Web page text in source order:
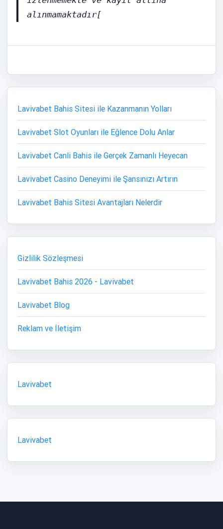
alınmamaktadır[
Lavivabet Bahis Sitesi ile Kazanmanın Yolları
Lavivabet Slot Oyunları ile Eğlence Dolu Anlar
Lavivabet Canli Bahis ile Gerçek Zamanlı Heyecan
Lavivabet Casino Deneyimi ile Şansınızı Artırın
Lavivabet Bahis Sitesi Avantajları Nelerdir
Gizlilik Sözleşmesi
Lavivabet Bahis 2026 - Lavivabet
Lavivabet Blog
Reklam ve İletişim
Lavivabet
Lavivabet